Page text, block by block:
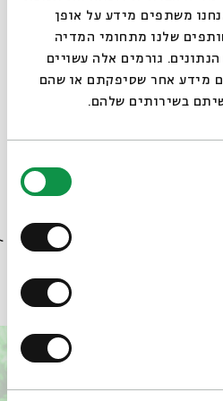
משתפים מידע על אופן
שלנו מתחומי המדיה
גורמים אלה עשויים
מידע אחר שסיפקתם או שהם
בשירותים שלהם.
מיוחדת להתפתח ולהתמקצע
באופנה, בכתיבה יוצרת
מהטובים בתחומם